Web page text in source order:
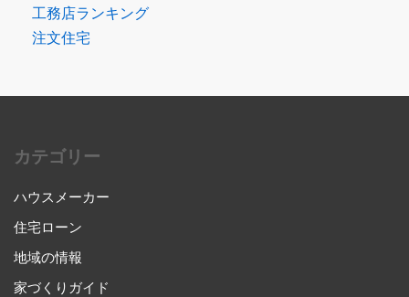
工務店ランキング
注文住宅
カテゴリー
ハウスメーカー
住宅ローン
地域の情報
家づくりガイド